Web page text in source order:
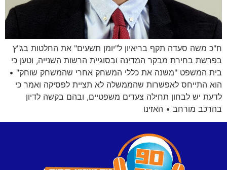
ח"כ משה סעדה תקף בריאיון ל"יומן תשעים" את החלטות בג"ץ
בפרשת בחירת מבקר המדינה ובסוגיית הרשות השנייה, וטען כי
בית המשפט "משנה את כללי המשחק אחרי שהמשחק שוחק" •
הוא התייחס לאפשרות שהממשלה לא תציית לפסיקה ואמר כי
לדעת יש לבחון תחילה צעדים משפטיים, ובהם בקשה לדיון
בהרכב מורחב • האזינו